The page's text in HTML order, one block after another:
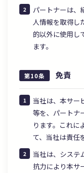
パートナーは、
人情報を取得し
的以外に使用し
ます。
第10条 免責
当社は、本サー
等を、パートナ
ります。これに
て、当社は責任
当社は、システ
抗力により本サ